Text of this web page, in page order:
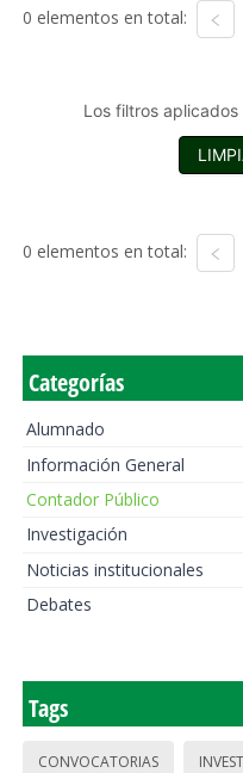
0 elementos en total:
Los filtros
0 elementos en total:
Categorías
Alumnado
Información General
Contador Público
Investigación
Noticias institucionales
Debates
Tags
CONVOCATORIAS